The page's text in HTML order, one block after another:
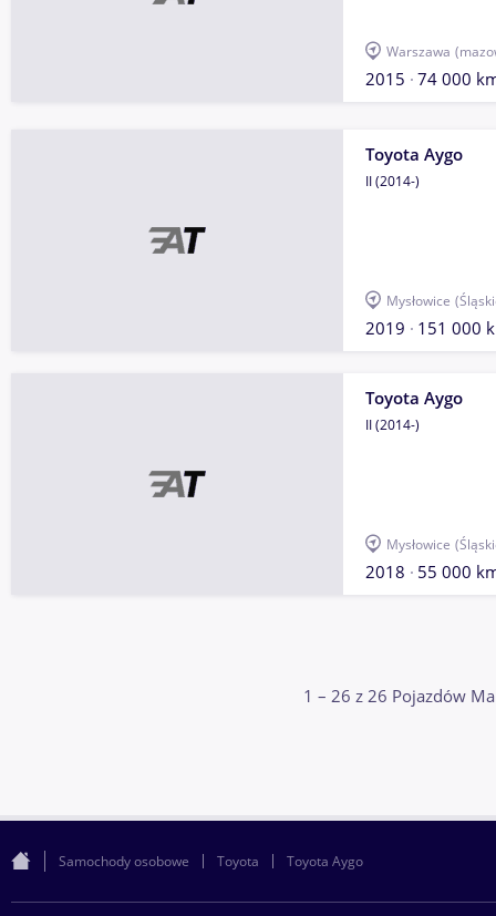
Warszawa
2015 74 000
Toyota Aygo
II (2014-)
Mysłowice
2019 151 000
Toyota Aygo
II (2014-)
Mysłowice
2018 55 000
1 – 26 z 26 Pojazdów
Samochody osobowe Toyota Toyota Aygo